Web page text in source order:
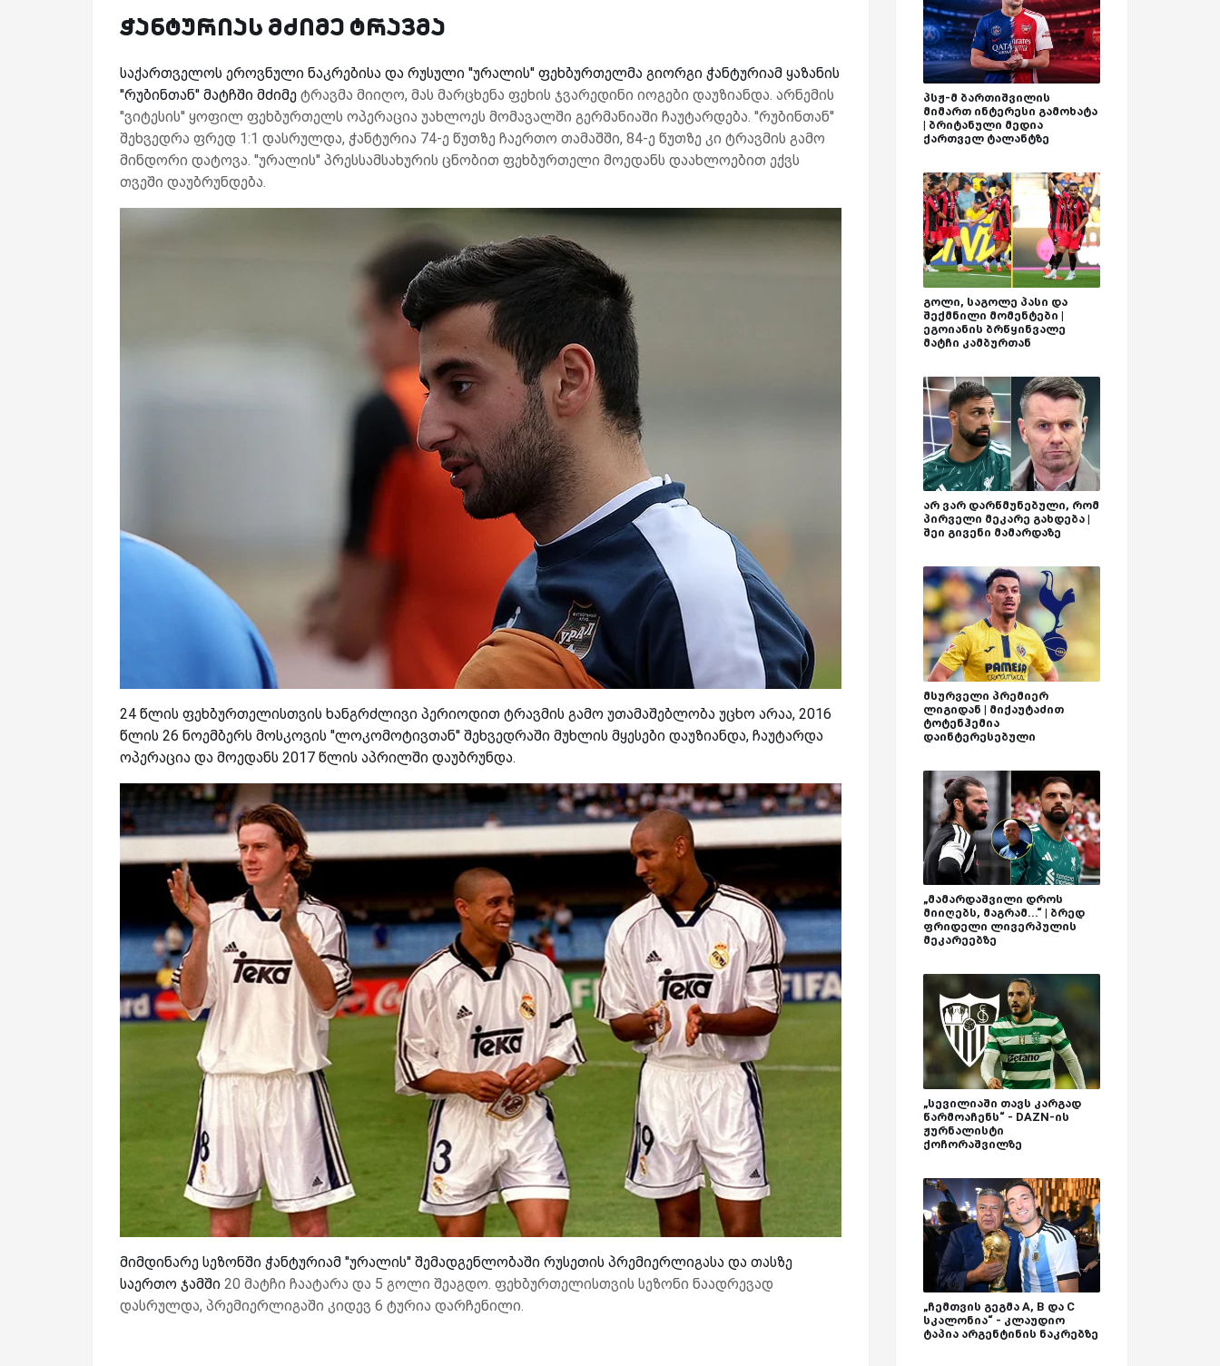
ჭანტურიას მძიმე ტრავმა
საქართველოს ეროვნული ნაკრებისა და რუსული ''ურალის'' ფეხბურთელმა გიორგი ჭანტურიამ ყაზანის
''რუბინთან'' მატჩში მძიმე ტრავმა მიიღო, მას მარცხენა ფეხის ჯვარედინი იოგები დაუზიანდა. არნემის
''ვიტესის'' ყოფილ ფეხბურთელს ოპერაცია უახლოეს მომავალში გერმანიაში ჩაუტარდება. ''რუბინთან''
შეხვედრა ფრედ 1:1 დასრულდა, ჭანტურია 74-ე წუთზე ჩაერთო თამაშში, 84-ე წუთზე კი ტრავმის გამო
მინდორი დატოვა. ''ურალის'' პრესსამსახურის ცნობით ფეხბურთელი მოედანს დაახლოებით ექვს
თვეში დაუბრუნდება.
24 წლის ფეხბურთელისთვის ხანგრძლივი პერიოდით ტრავმის გამო უთამაშებლობა უცხო არაა, 2016
წლის 26 ნოემბერს მოსკოვის ''ლოკომოტივთან'' შეხვედრაში მუხლის მყესები დაუზიანდა, ჩაუტარდა
ოპერაცია და მოედანს 2017 წლის აპრილში დაუბრუნდა.
მიმდინარე სეზონში ჭანტურიამ ''ურალის'' შემადგენლობაში რუსეთის პრემიერლიგასა და თასზე
საერთო ჯამში 20 მატჩი ჩაატარა და 5 გოლი შეაგდო. ფეხბურთელისთვის სეზონი ნაადრევად
დასრულდა, პრემიერლიგაში კიდევ 6 ტურია დარჩენილი.
პსჟ-მ ბართიშვილის
მიმართ ინტერესი გამოხატა
| ბრიტანული მედია
ქართველ ტალანტზე
გოლი, საგოლე პასი და
შექმნილი მომენტები |
ეგოიანის ბრწყინვალე
მატჩი კამბურთან
არ ვარ დარწმუნებული, რომ
პირველი მეკარე გახდება |
შეი გივენი მამარდაზე
მსურველი პრემიერ
ლიგიდან | მიქაუტაძით
ტოტენჰემია
დაინტერესებული
„მამარდაშვილი დროს
მიიღებს, მაგრამ...“ | ბრედ
ფრიდელი ლივერპულის
მეკარეებზე
„სევილიაში თავს კარგად
წარმოაჩენს“ - DAZN-ის
ჟურნალისტი
ქოჩორაშვილზე
„ჩემთვის გეგმა A, B და C
სკალონია“ - კლაუდიო
ტაპია არგენტინის ნაკრებზე